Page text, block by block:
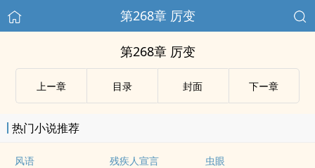
第268章 厉变
第268章 厉变
上ー章 目录 封面 下ー章
热门小说推荐
风语 残疾人宣言
虫眼